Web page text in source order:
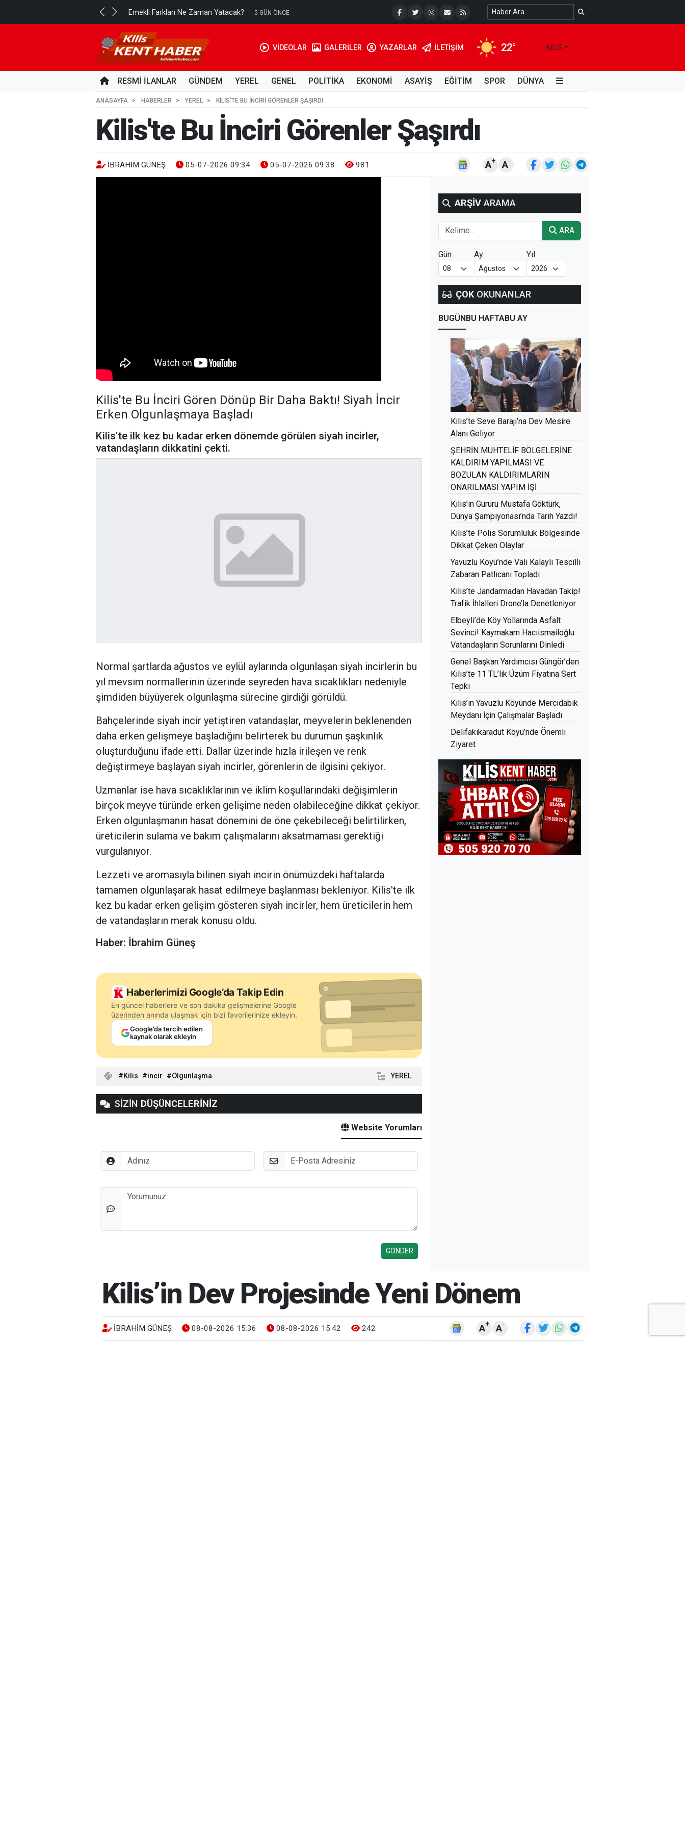
Emekli Farkları Ne Zaman Yatacak? 5 GÜN ÖNCE Su Kuyusu Temiz Suya Erişimde Kalıcı Bir Çözüm
VİDEOLAR GALERİLER YAZARLAR İLETIŞIM 22° KILIS
RESMİ İLANLAR GÜNDEM YEREL GENEL POLİTİKA EKONOMİ ASAYİŞ EĞİTİM SPOR DÜNYA
ANASAYFA HABERLER YEREL KILIS'TE BU İNCIRI GÖRENLER ŞAŞIRDI
Kilis'te Bu İnciri Görenler Şaşırdı
İBRAHIM GÜNEŞ 05-07-2026 09:34 05-07-2026 09:38 981 A+ A-
Kilis'te Bu İnciri Gören Dönüp Bir Daha Baktı! Siyah İncir
Erken Olgunlaşmaya Başladı
Kilis'te ilk kez bu kadar erken dönemde görülen siyah incirler,
vatandaşların dikkatini çekti.
Normal şartlarda ağustos ve eylül aylarında olgunlaşan siyah incirlerin bu
yıl mevsim normallerinin üzerinde seyreden hava sıcaklıkları nedeniyle
şimdiden büyüyerek olgunlaşma sürecine girdiği görüldü.
Bahçelerinde siyah incir yetiştiren vatandaşlar, meyvelerin beklenenden
daha erken gelişmeye başladığını belirterek bu durumun şaşkınlık
oluşturduğunu ifade etti. Dallar üzerinde hızla irileşen ve renk
değiştirmeye başlayan siyah incirler, görenlerin de ilgisini çekiyor.
Uzmanlar ise hava sıcaklıklarının ve iklim koşullarındaki değişimlerin
birçok meyve türünde erken gelişime neden olabileceğine dikkat çekiyor.
Erken olgunlaşmanın hasat dönemini de öne çekebileceği belirtilirken,
üreticilerin sulama ve bakım çalışmalarını aksatmaması gerektiği
vurgulanıyor.
Lezzeti ve aromasıyla bilinen siyah incirin önümüzdeki haftalarda
tamamen olgunlaşarak hasat edilmeye başlanması bekleniyor. Kilis'te ilk
kez bu kadar erken gelişim gösteren siyah incirler, hem üreticilerin hem
de vatandaşların merak konusu oldu.
Haber: İbrahim Güneş
Haberlerimizi Google’da Takip Edin
En güncel haberlere ve son dakika gelişmelerine Google
üzerinden anında ulaşmak için bizi favorilerinize ekleyin.
Google’da tercih edilen
kaynak olarak ekleyin
Kilis incir Olgunlaşma YEREL
SİZİN DÜŞÜNCELERİNİZ
Website Yorumları
Adınız E-Posta
Düşünceleriniz
ARŞİV ARAMA
ARA
Gün Ay Yıl
ÇOK OKUNANLAR
BUGÜNBU HAFTABU AY
Kilis’te Seve Barajı’na Dev Mesire
Alanı Geliyor
ŞEHRİN MUHTELİF BÖLGELERİNE
KALDIRIM YAPILMASI VE
BOZULAN KALDIRIMLARIN
ONARILMASI YAPIM İŞİ
Kilis’in Gururu Mustafa Göktürk,
Dünya Şampiyonası’nda Tarih Yazdı!
Kilis’te Polis Sorumluluk Bölgesinde
Dikkat Çeken Olaylar
Yavuzlu Köyü’nde Vali Kalaylı Tescilli
Zabaran Patlıcanı Topladı
Kilis’te Jandarmadan Havadan Takip!
Trafik İhlalleri Drone’la Denetleniyor
Elbeyli’de Köy Yollarında Asfalt
Sevinci! Kaymakam Hacıismailoğlu
Vatandaşların Sorunlarını Dinledi
Genel Başkan Yardımcısı Güngör’den
Kilis’te 11 TL’lik Üzüm Fiyatına Sert
Tepki
Kilis’in Yavuzlu Köyünde Mercidabık
Meydanı İçin Çalışmalar Başladı
Delifakıkaradut Köyü’nde Önemli
Ziyaret
Kilis’in Dev Projesinde Yeni Dönem
İBRAHIM GÜNEŞ 08-08-2026 15:36 08-08-2026 15:42 242 A+ A-